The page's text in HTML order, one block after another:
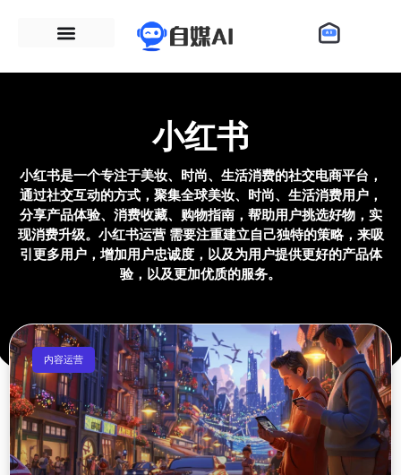
小红书
小红书是一个专注于美妆、时尚、生活消费的社交电商平台，
通过社交互动的方式，聚集全球美妆、时尚、生活消费用户，
分享产品体验、消费收藏、购物指南，帮助用户挑选好物，实
现消费升级。小红书运营 需要注重建立自己独特的策略，来吸
引更多用户，增加用户忠诚度，以及为用户提供更好的产品体
验，以及更加优质的服务。
内容运营